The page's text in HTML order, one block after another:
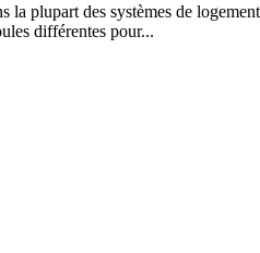
plupart des systèmes de
différentes pour...